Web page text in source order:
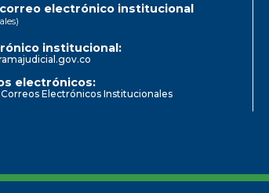
electrónico institucional
institucional:
electrónicos:
Electrónicos Institucionales